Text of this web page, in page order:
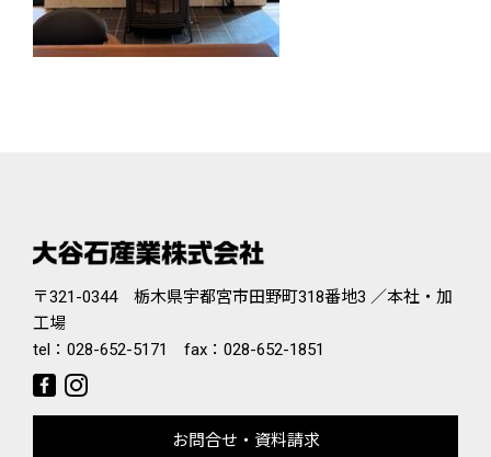
〒321-0344 栃木県宇都宮市田野町318番地3 ／本社・加
工場
tel： 028-652-5171 fax：028-652-1851
お問合せ・資料請求